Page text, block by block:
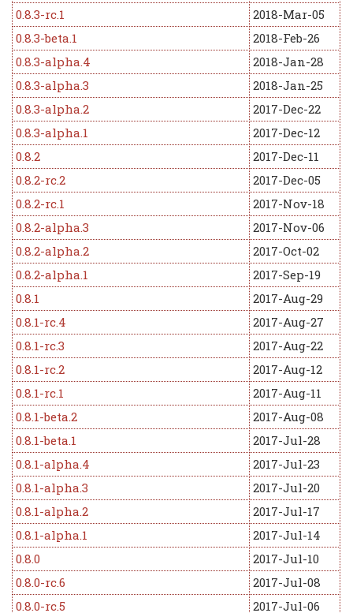
0.8.3-rc.1
2018-Mar-05
0.8.3-beta.1
2018-Feb-26
0.8.3-alpha.4
2018-Jan-28
0.8.3-alpha.3
2018-Jan-25
0.8.3-alpha.2
2017-Dec-22
0.8.3-alpha.1
2017-Dec-12
0.8.2
2017-Dec-11
0.8.2-rc.2
2017-Dec-05
0.8.2-rc.1
2017-Nov-18
0.8.2-alpha.3
2017-Nov-06
0.8.2-alpha.2
2017-Oct-02
0.8.2-alpha.1
2017-Sep-19
0.8.1
2017-Aug-29
0.8.1-rc.4
2017-Aug-27
0.8.1-rc.3
2017-Aug-22
0.8.1-rc.2
2017-Aug-12
0.8.1-rc.1
2017-Aug-11
0.8.1-beta.2
2017-Aug-08
0.8.1-beta.1
2017-Jul-28
0.8.1-alpha.4
2017-Jul-23
0.8.1-alpha.3
2017-Jul-20
0.8.1-alpha.2
2017-Jul-17
0.8.1-alpha.1
2017-Jul-14
0.8.0
2017-Jul-10
0.8.0-rc.6
2017-Jul-08
0.8.0-rc.5
2017-Jul-06